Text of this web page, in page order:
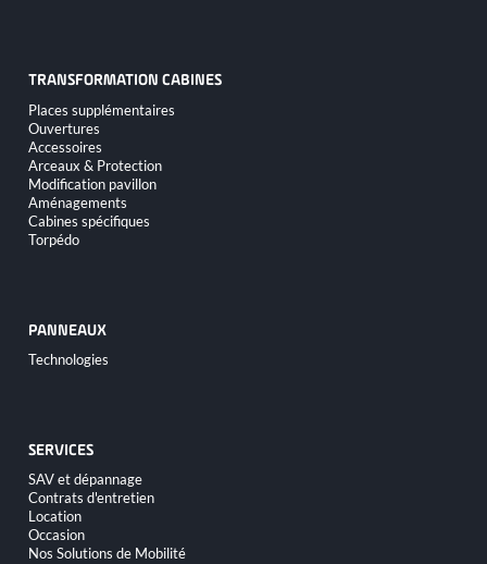
TRANSFORMATION CABINES
Aller
au
contenu
Places supplémentaires
Ouvertures
Accessoires
Arceaux & Protection
Modification pavillon
Aménagements
Cabines spécifiques
Torpédo
PANNEAUX
Aller
au
Technologies
SERVICES
Aller
au
contenu
SAV et dépannage
Contrats d'entretien
Location
Occasion
Nos Solutions de Mobilité